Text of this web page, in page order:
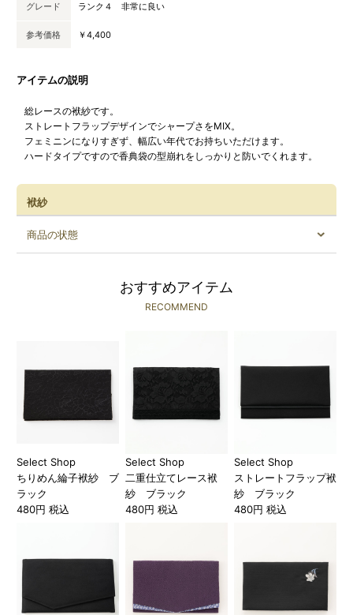
グレード ランク４ 非常に良い
参考価格 ￥4,400
アイテムの説明
総レースの袱紗です。
ストレートフラップデザインでシャープさをMIX。
フェミニンになりすぎず、幅広い年代でお持ちいただけます。
ハードタイプですので香典袋の型崩れをしっかりと防いでくれます。
袱紗
商品の状態
おすすめアイテム
RECOMMEND
Select Shop
ちりめん綸子袱紗 ブ
ラック
480円 税込
Select Shop
二重仕立てレース袱
紗 ブラック
480円 税込
Select Shop
ストレートフラップ袱
紗 ブラック
480円 税込